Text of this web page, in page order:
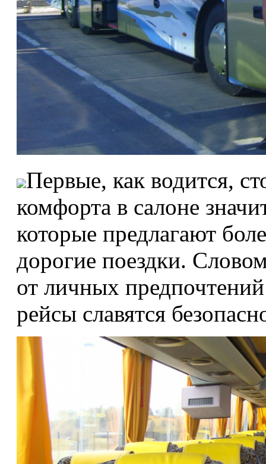
Первые, как водится,
комфорта в салоне
которые предлагают
дорогие поездки.
от личных
рейсы славятся